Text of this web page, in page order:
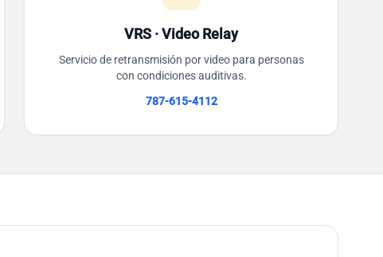
VRS · Video Relay
Servicio de retransmisión por video para personas
con condiciones auditivas.
787-615-4112